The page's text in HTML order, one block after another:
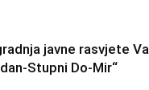
javne rasvjete
Stupni Do-Mir“